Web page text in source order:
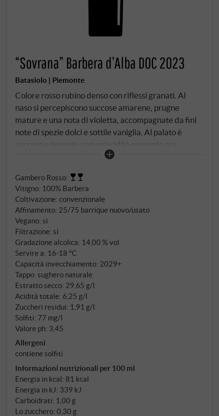
“Sovrana” Barbera d’Alba DOC 2023
Batasiolo | Piemonte
Colore rosso rubino denso con riflessi granati. Al
naso si percepiscono succose amarene, prugne
mature e una nota di violetta, accompagnate da fini
note di spezie dolci e sottile vaniglia. Al palato è
succoso e potente, con un'acidità presente ma
armoniosamente integrata che sottolinea il carattere
mentre il finale medio-lungo è caratterizzato dalla
pienezza del frutto e da una delicata nota speziata.
L'affinamento in vasche di acciaio inox e in grandi
botti di legno conferisce al vino struttura senza
diminuirne la freschezza. Un'autentica Barbera
d'Alba che mostra chiaramente le sue origini nel
bicchiere – accessibile, equilibrata e con un finale
elegante che fa venire voglia di assaporare il
bicchiere successivo. SUPERIORE.DE
Gambero Rosso:
Vitigno: 100% Barbera
Coltivazione: convenzionale
Affinamento: 25/75 barrique nuovo/usato
Vegano: sì
Filtrazione: sì
Gradazione alcolica: 14,00 % vol
Servire a: 16‑18 °C
Capacità invecchiamento: 2029+
Tappo: sughero naturale
Estratto secco: 29,65 g/l
Acidità totale: 6,25 g/l
Zuccheri residui: 1,91 g/l
Solfiti: 77 mg/l
Valore ph: 3,45
Allergeni
contiene solfiti
Informazioni nutrizionali per 100 ml
Energia in kcal: 81 kcal
Energia in kJ: 339 kJ
Carboidrati: 1,00 g
Lo zucchero: 0,30 g